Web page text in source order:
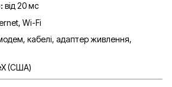
від 20 мс
Wi-Fi
кабелі, адаптер живлення,
(США)